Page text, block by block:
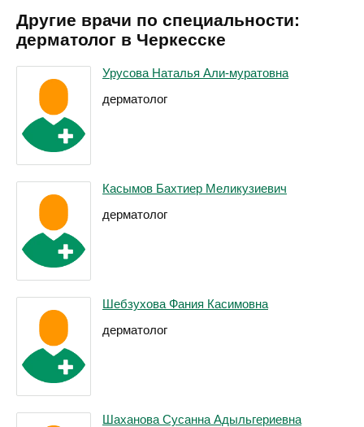
Другие врачи по специальности:
дерматолог в Черкесске
Урусова Наталья Али-муратовна
дерматолог
Касымов Бахтиер Меликузиевич
дерматолог
Шебзухова Фания Касимовна
дерматолог
Шаханова Сусанна Адыльгериевна